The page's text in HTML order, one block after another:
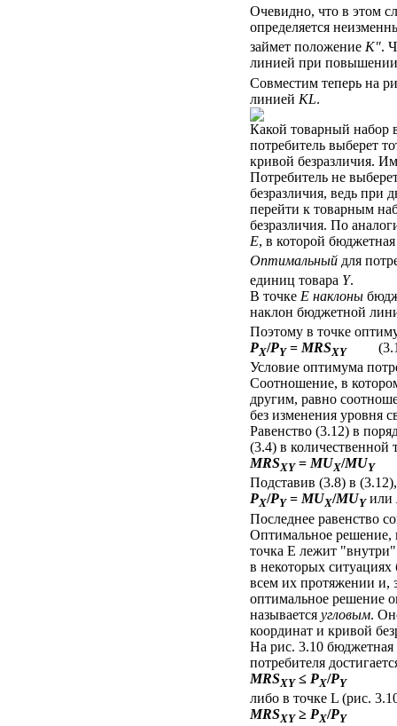
Очевидно, что в этом
определяется
займет положение К".
линией при
Совместим теперь на
линией KL.
Какой товарный набор
потребитель выберет
кривой безразличия.
Потребитель не
безразличия, ведь при
перейти к товарным
безразличия. По
Е, в которой
Оптимальный для
единиц товара Y.
В точке Е наклоны
наклон бюджетной
Поэтому в точке
РX/РY= MRSXY
Условие оптимума
Соотношение, в
другим, равно
без изменения уровня
Равенство (3.12) в
(3.4) в количественной
MRSXY= MUX/MUY
Подставив (3.8) в
РX/РY=MUX/MUYили
Последнее равенство
Оптимальное решение,
точка Е лежит "внутри"
в некоторых
всем их протяжении и,
оптимальное решение
называется угловым.
координат и кривой
На рис. 3.10
потребителя
MRSXY≤ РX/РY
либо в точке L (рис.
MRSXY≥ РX/РY